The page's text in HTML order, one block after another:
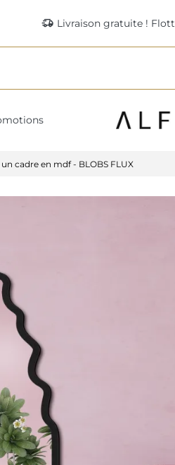
delivery_truck_speed Livraison gratuite !
cadre en mdf - BLOBS FLUX